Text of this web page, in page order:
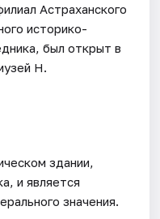
Астраханского
историко-
был открыт в
Н.
здании,
и является
значения.